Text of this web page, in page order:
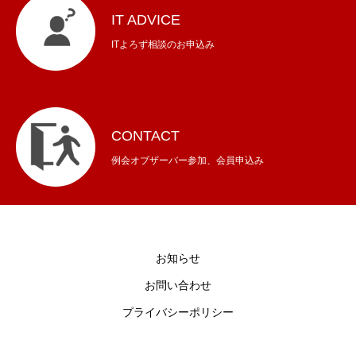
IT ADVICE
ITよろず相談のお申込み
CONTACT
例会オブザーバー参加、会員申込み
お知らせ
お問い合わせ
プライバシーポリシー